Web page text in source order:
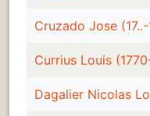
Cruzado Jose (17..-
Currius Louis
Dagalier Nicolas